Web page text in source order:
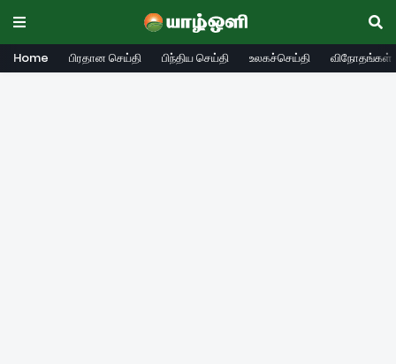
Home பிரதான செய்தி பிந்திய செய்தி உலகச்செய்தி விநோதங்கள்